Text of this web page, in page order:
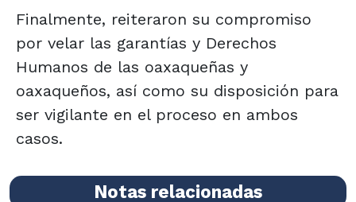
Finalmente, reiteraron su compromiso
por velar las garantías y Derechos
Humanos de las oaxaqueñas y
oaxaqueños, así como su disposición para
ser vigilante en el proceso en ambos
casos.
Notas relacionadas